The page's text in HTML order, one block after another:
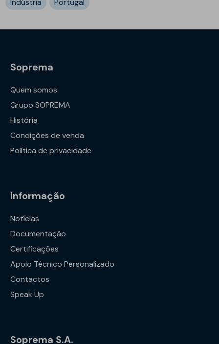
Indústria
Portugal
Soprema
Quem somos
Grupo SOPREMA
História
Condições de venda
Política de privacidade
Informação
Notícias
Documentação
Certificações
Apoio Técnico Personalizado
Contactos
Speak Up
Soprema S.A.